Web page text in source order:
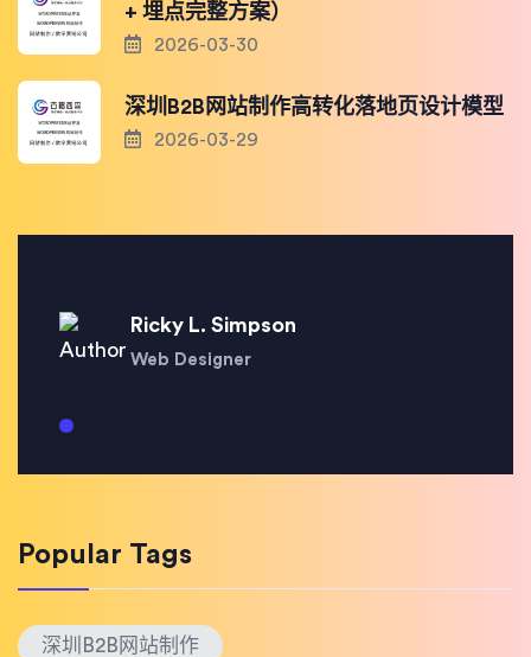
+ 埋点完整方案）
2026-03-30
深圳B2B网站制作高转化落地页设计模型
2026-03-29
Ricky L. Simpson
Web Designer
Popular Tags
深圳B2B网站制作